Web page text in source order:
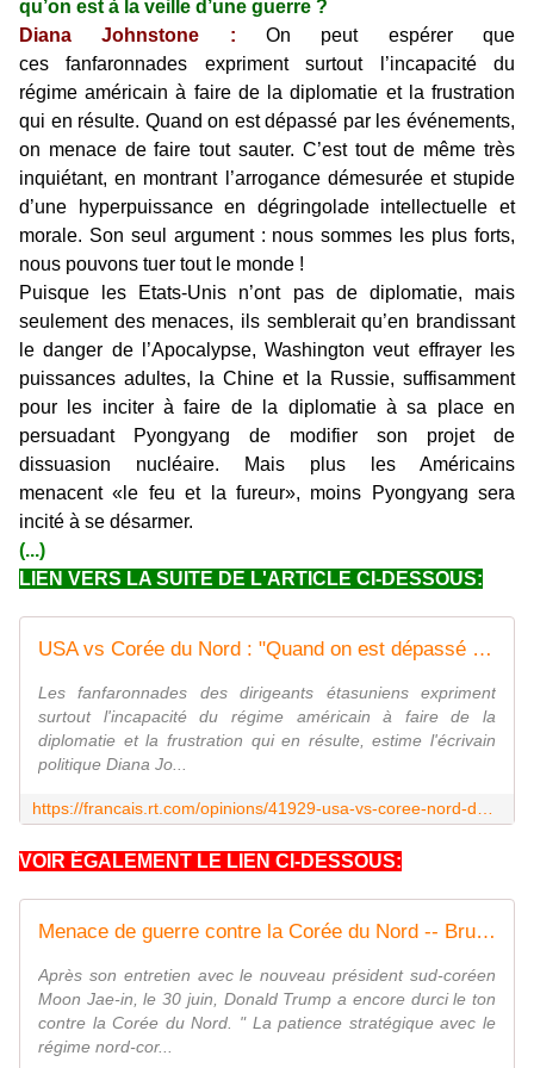
qu’on est à la veille d’une guerre ?
Diana Johnstone : On peut espérer que
cesfanfaronnades expriment surtout l’incapacité du
régime américain à faire de la diplomatie et la frustration
qui en résulte. Quand on est dépassé par les événements,
on menace de faire tout sauter. C’est tout de même très
inquiétant, en montrant l’arrogance démesurée et stupide
d’une hyperpuissance en dégringolade intellectuelle et
morale. Son seul argument : nous sommes les plus forts,
nous pouvons tuer tout le monde !
Puisque les Etats-Unis n’ont pas de diplomatie, mais
seulement des menaces, ils semblerait qu’en brandissant
le danger de l’Apocalypse, Washington veut effrayer les
puissances adultes, la Chine et la Russie, suffisamment
pour les inciter à faire de la diplomatie à sa place en
persuadant Pyongyang de modifier son projet de
dissuasion nucléaire. Mais plus les Américains
menacent«le feu et la fureur», moins Pyongyang sera
incité à se désarmer.
(...)
LIEN VERS LA SUITE DE L'ARTICLE CI-DESSOUS:
USA vs Corée du Nord : "Quand on est dépassé par les événements, on menace de faire tout sauter"
Les fanfaronnades des dirigeants étasuniens expriment
surtout l'incapacité du régime américain à faire de la
diplomatie et la frustration qui en résulte, estime l'écrivain
politique Diana Jo...
VOIR ÉGALEMENT LE LIEN CI-DESSOUS:
Menace de guerre contre la Corée du Nord -- Bruno GUIGUE
Après son entretien avec le nouveau président sud-coréen
Moon Jae-in, le 30 juin, Donald Trump a encore durci le ton
contre la Corée du Nord. " La patience stratégique avec le
régime nord-cor...